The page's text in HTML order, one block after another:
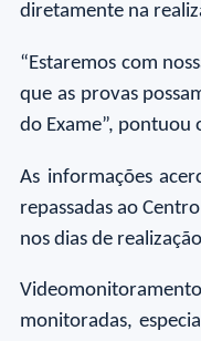
diretamente na
“Estaremos com
que as provas
do Exame”, pontuou
As informações
repassadas ao
nos dias de
monitoradas,